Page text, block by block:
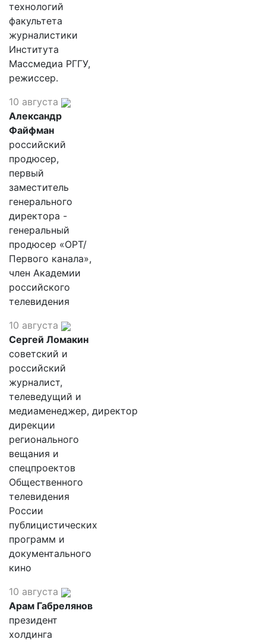
технологий
факультета
журналистики
Института
Массмедиа РГГУ,
режиссер.
10 августа
Александр
Файфман
российский
продюсер,
первый
заместитель
генерального
директора -
генеральный
продюсер «ОРТ/
Первого канала»,
член Академии
российского
телевидения
10 августа
Сергей Ломакин
советский и
российский
журналист,
телеведущий и
медиаменеджер, директор
дирекции
регионального
вещания и
спецпроектов
Общественного
телевидения
России
публицистических
программ и
документального
кино
10 августа
Арам Габрелянов
президент
холдинга